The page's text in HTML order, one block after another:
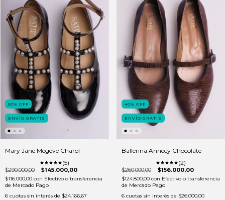
50% OFF
ENVÍO GRATIS
Mary Jane Megève Charol
(5)
$290.000,00 $145.000,00
$116.000,00 con Efectivo o transferencia
de Mercado Pago
6 cuotas sin interés de $24.166,67
40% OFF
ENVÍO GRATIS
Ballerina Annecy Chocolate
(2)
$260.000,00 $156.000,00
$124.800,00 con Efectivo o transferencia
de Mercado Pago
6 cuotas sin interés de $26.000,00